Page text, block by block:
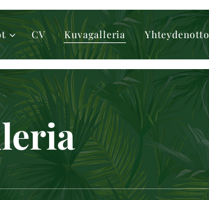
CV Kuvagalleria Yhteydenotto